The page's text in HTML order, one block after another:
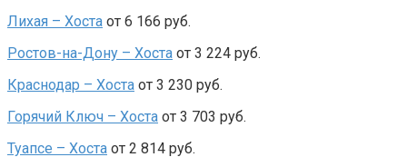
Лихая – Хоста от 6 166 руб.
Ростов-на-Дону – Хоста от 3 224 руб.
Краснодар – Хоста от 3 230 руб.
Горячий Ключ – Хоста от 3 703 руб.
Туапсе – Хоста от 2 814 руб.